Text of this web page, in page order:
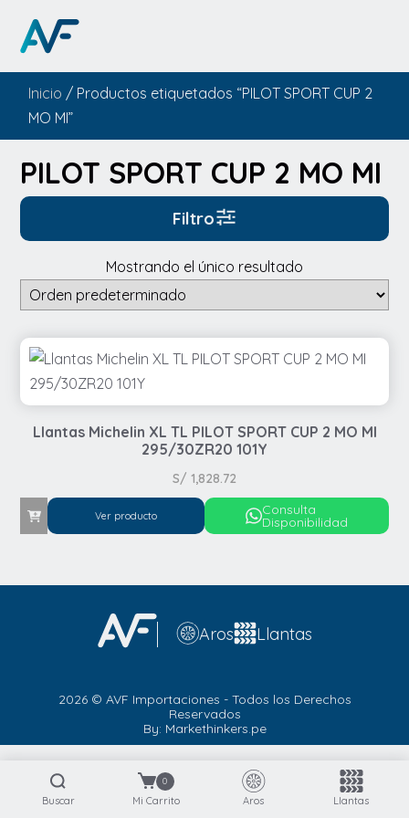
Aros Llantas
Automovil
Buscar
0
Mi Carrito
Inicio / Productos etiquetados “PILOT SPORT CUP 2
MO MI”
PILOT SPORT CUP 2 MO MI
Mostrando el único resultado
Llantas Michelin XL TL PILOT SPORT CUP 2 MO MI
295/30ZR20 101Y
S/ 1,828.72
Ver producto Consulta
Disponibilidad
Filtro
Aros Llantas
2026 © AVF Importaciones - Todos los Derechos
Reservados
By: Markethinkers.pe